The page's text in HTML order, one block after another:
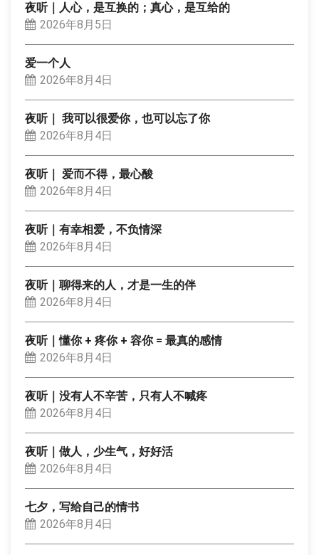
夜听｜人心，是互换的；真心，是互给的
2026年8月5日
爱一个人
2026年8月4日
夜听｜ 我可以很爱你，也可以忘了你
2026年8月4日
夜听｜ 爱而不得，最心酸
2026年8月4日
夜听｜有幸相爱，不负情深
2026年8月4日
夜听｜聊得来的人，才是一生的伴
2026年8月4日
夜听｜懂你 + 疼你 + 容你 = 最真的感情
2026年8月4日
夜听｜没有人不辛苦，只有人不喊疼
2026年8月4日
夜听｜做人，少生气，好好活
2026年8月4日
七夕，写给自己的情书
2026年8月4日